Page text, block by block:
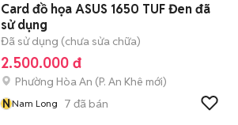
Card đồ họa ASUS 1650 TUF Đen đã
sử dụng
Đã sử dụng (chưa sửa chữa)
2.500.000 đ
Phường Hòa An (P. An Khê mới)
NNam Long 7 đã bán